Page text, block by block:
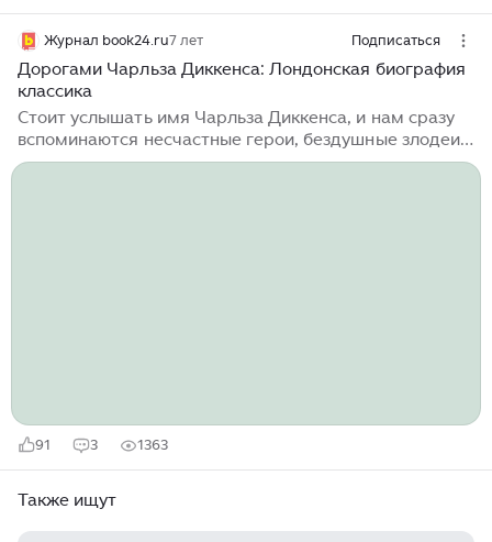
Журнал book24.ru7 лет Подписаться
Дорогами Чарльза Диккенса: Лондонская биография
классика
Стоит услышать имя Чарльза Диккенса, и нам сразу
вспоминаются несчастные герои, бездушные злодеи и
яркие искорки добра… Но прежде всего, конечно,
91 3 1363
Также ищут